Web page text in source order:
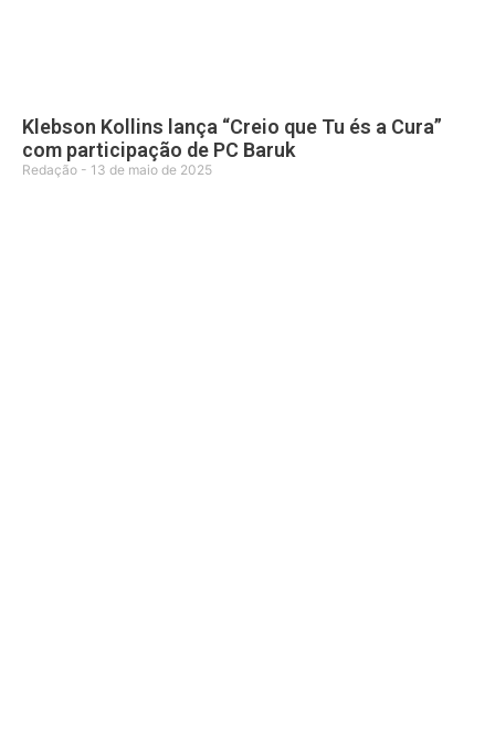
Klebson Kollins lança “Creio que Tu és a Cura”
com participação de PC Baruk
Redação 13 de maio de 2025